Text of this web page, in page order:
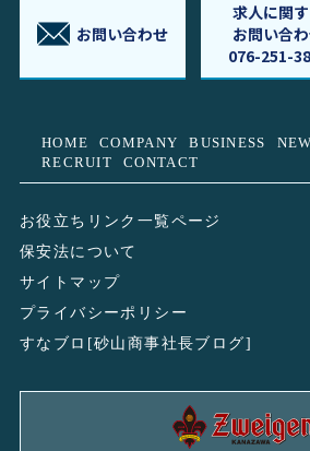
お問い合わせ
求人に関
お問い合
076-251-
HOME COMPANY BUSINESS
RECRUIT
CONTACT
お役立ちリンク一覧ページ
保安法について
サイトマップ
プライバシーポリシー
すなブロ[砂山商事社長ブログ]